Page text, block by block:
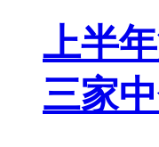
上半
三家